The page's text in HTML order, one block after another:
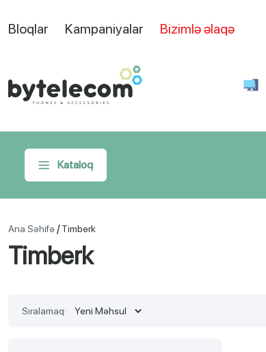
Bloqlar Kampaniyalar Bizimlə əlaqə
Kataloq
Ana Səhifə / Timberk
Timberk
Sıralamaq: